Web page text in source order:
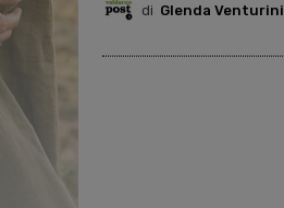
di Glenda Venturini